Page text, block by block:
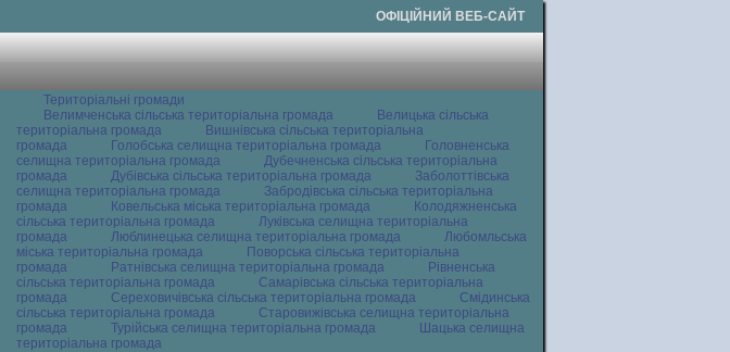
ОФІЦІЙНИЙ ВЕБ-САЙТ
Територіальні громади
Велимченська сільська територіальна громада
Велицька сільська
територіальна громада
Вишнівська сільська територіальна
громада
Голобська селищна територіальна громада
Головненська
селищна територіальна громада
Дубечненська сільська територіальна
громада
Дубівська сільська територіальна громада
Заболоттівська
селищна територіальна громада
Забродівська сільська територіальна
громада
Ковельська міська територіальна громада
Колодяжненська
сільська територіальна громада
Луківська селищна територіальна
громада
Люблинецька селищна територіальна громада
Любомльська
міська територіальна громада
Поворська сільська територіальна
громада
Ратнівська селищна територіальна громада
Рівненська
сільська територіальна громада
Самарівська сільська територіальна
громада
Сереховичівська сільська територіальна громада
Смідинська
сільська територіальна громада
Старовижівська селищна територіальна
громада
Турійська селищна територіальна громада
Шацька селищна
територіальна громада